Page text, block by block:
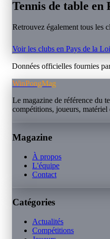
Tennis de table en
Retrouvez également tous les
Voir les clubs en Pays de la
Données officielles fournies
WinPongMag
Le magazine de référence du
compétitions, joueurs, matériel
Magazine
À propos
L'équipe
Contact
Catégories
Actualités
Compétitions